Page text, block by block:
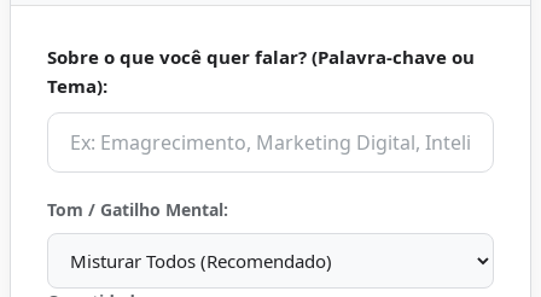
Sobre o que você quer falar? (Palavra-chave ou
Tema):
Tom / Gatilho Mental: